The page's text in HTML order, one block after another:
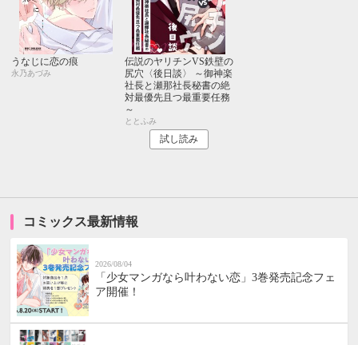
うなじに恋の痕
永乃あづみ
伝説のヤリチンVS鉄壁の
尻穴〈後日談〉 ～御神楽
社長と瀬那社長秘書の絶
対最優先且つ最重要任務
～
ととふみ
試し読み
コミックス最新情報
2026/08/04
「少女マンガなら叶わない恋」3巻発売記念フェ
ア開催！